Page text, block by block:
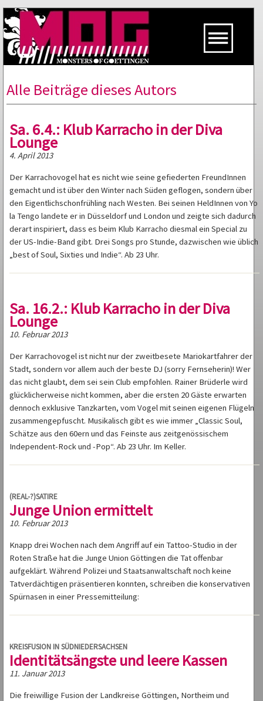
Alle Beiträge dieses Autors
Sa. 6.4.: Klub Karracho in der Diva
Lounge
4. April 2013
Der Karrachovogel hat es nicht wie seine gefiederten FreundInnen
gemacht und ist über den Winter nach Süden geflogen, sondern über
den Eigentlichschonfrühling nach Westen. Bei seinen HeldInnen von Yo
la Tengo landete er in Düsseldorf und London und zeigte sich dadurch
derart inspiriert, dass es beim Klub Karracho diesmal ein Special zu
der US-Indie-Band gibt. Drei Songs pro Stunde, dazwischen wie üblich
„best of Soul, Sixties und Indie“. Ab 23 Uhr.
Sa. 16.2.: Klub Karracho in der Diva
Lounge
10. Februar 2013
Der Karrachovogel ist nicht nur der zweitbesete Mariokartfahrer der
Stadt, sondern vor allem auch der beste DJ (sorry Fernseherin)! Wer
das nicht glaubt, dem sei sein Club empfohlen. Rainer Brüderle wird
glücklicherweise nicht kommen, aber die ersten 20 Gäste erwarten
dennoch exklusive Tanzkarten, vom Vogel mit seinen eigenen Flügeln
zusammengepfuscht. Musikalisch gibt es wie immer „Classic Soul,
Schätze aus den 60ern und das Feinste aus zeitgenössischem
Independent-Rock und -Pop“. Ab 23 Uhr. Im Keller.
(REAL-?)SATIRE
Junge Union ermittelt
10. Februar 2013
Knapp drei Wochen nach dem Angriff auf ein Tattoo-Studio in der
Roten Straße hat die Junge Union Göttingen die Tat offenbar
aufgeklärt. Während Polizei und Staatsanwaltschaft noch keine
Tatverdächtigen präsentieren konnten, schreiben die konservativen
Spürnasen in einer Pressemitteilung:
KREISFUSION IN SÜDNIEDERSACHSEN
Identitätsängste und leere Kassen
11. Januar 2013
Die freiwillige Fusion der Landkreise Göttingen, Northeim und